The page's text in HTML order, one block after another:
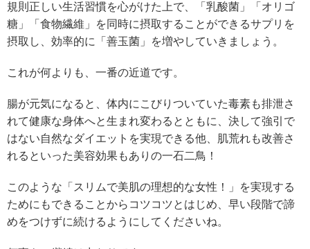
規則正しい生活習慣を心がけた上で、「乳酸菌」「オリゴ
糖」「食物繊維」を同時に摂取することができるサプリを
摂取し、効率的に「善玉菌」を増やしていきましょう。
これが何よりも、一番の近道です。
腸が元気になると、体内にこびりついていた毒素も排泄さ
れて健康な身体へと生まれ変わるとともに、決して強引で
はない自然なダイエットを実現できる他、肌荒れも改善さ
れるといった美容効果もありの一石二鳥！
このような「スリムで美肌の理想的な女性！」を実現する
ためにもできることからコツコツとはじめ、早い段階で諦
めをつけずに続けるようにしてくださいね。